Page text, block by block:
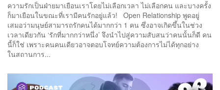
ความรักเป็นฝ่ายมาเยือนเราโดยไม่เลือกเวลา ไม่เลือกคน และบางครั้ง
ก็มาเยือนในขณะที่เรามีคนรักอยู่แล้ว! Open Relationship พูดอยู่
เสมอว่ามนุษย์สามารถรักคนได้มากกว่า 1 คน ซึ่งอาจเกิดขึ้นในช่วง
เวลาเดียวกัน ‘รักที่มากกว่าหนึ่ง’ จึงนำไปสู่ความสับสนว่าคนนั้นก็ดี คน
นี้ก็ใช่ เพราะคนคนเดียวอาจตอบโจทย์ความต้องการไม่ได้ทุกอย่าง
ในสถานการ...